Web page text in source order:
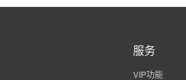
服务
VIP功能